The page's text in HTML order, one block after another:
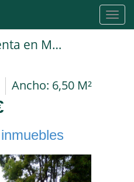
Plaza de garaje en venta en Málaga Marbella
Ancho: 6,50 M²